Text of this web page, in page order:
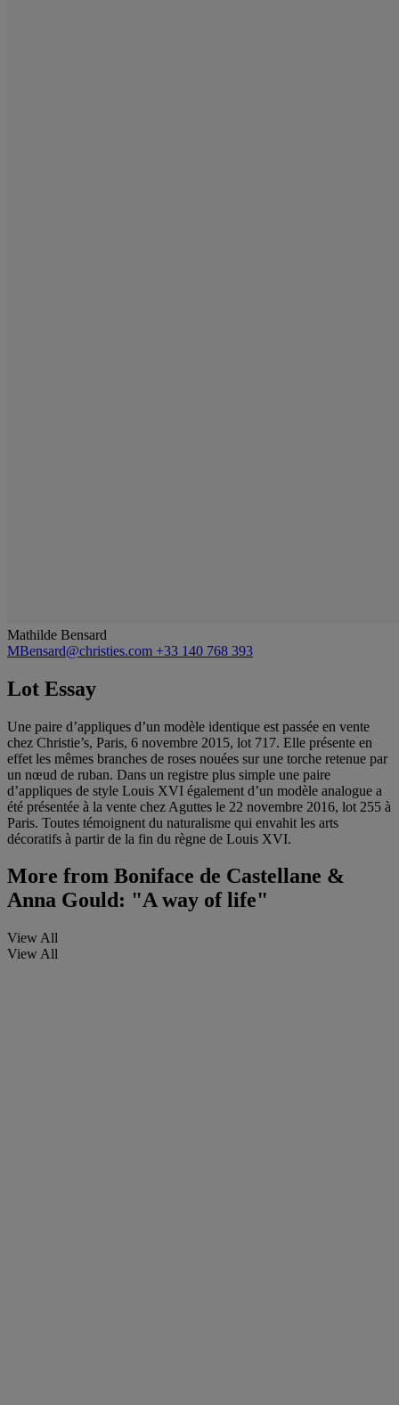
Mathilde Bensard
MBensard@christies.com +33 140 768 393
Lot Essay
Une paire d’appliques d’un modèle identique est passée en vente
chez Christie’s, Paris, 6 novembre 2015, lot 717. Elle présente en
effet les mêmes branches de roses nouées sur une torche retenue par
un nœud de ruban. Dans un registre plus simple une paire
d’appliques de style Louis XVI également d’un modèle analogue a
été présentée à la vente chez Aguttes le 22 novembre 2016, lot 255 à
Paris. Toutes témoignent du naturalisme qui envahit les arts
décoratifs à partir de la fin du règne de Louis XVI.
More from Boniface de Castellane &
Anna Gould: "A way of life"
View All
View All